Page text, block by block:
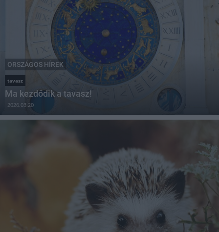
ORSZÁGOS HÍREK
tavasz
Ma kezdődik a tavasz!
2026.03.20